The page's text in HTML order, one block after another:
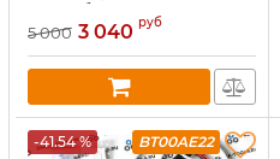
фары без линз (Белый)
5 000 3 040 руб
-41.54 % BT00AE22